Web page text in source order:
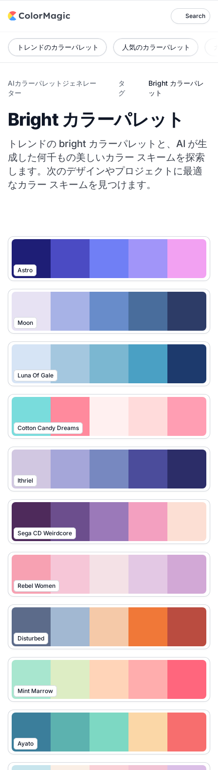
Search
トレンドのカラーパレット 人気のカラーパレット
AIカラーパレットジェネレー
ター
タ
グ
Bright カラーパレ
ット
Bright カラーパレット
トレンドの bright カラーパレットと、AI が生
成した何千もの美しいカラー スキームを探索
します。次のデザインやプロジェクトに最適
なカラー スキームを見つけます。
Astro
Moon
Luna Of Gale
Cotton Candy Dreams
Ithriel
Sega CD Weirdcore
Rebel Women
Disturbed
Mint Marrow
Ayato